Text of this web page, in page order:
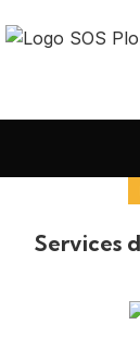
Services